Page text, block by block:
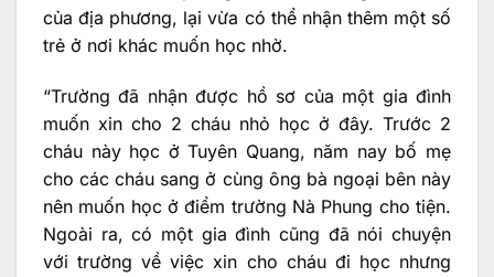
của địa phương, lại vừa có thể nhận thêm một số
trẻ ở nơi khác muốn học nhờ.
“Trường đã nhận được hồ sơ của một gia đình
muốn xin cho 2 cháu nhỏ học ở đây. Trước 2
cháu này học ở Tuyên Quang, năm nay bố mẹ
cho các cháu sang ở cùng ông bà ngoại bên này
nên muốn học ở điểm trường Nà Phung cho tiện.
Ngoài ra, có một gia đình cũng đã nói chuyện
với trường về việc xin cho cháu đi học nhưng